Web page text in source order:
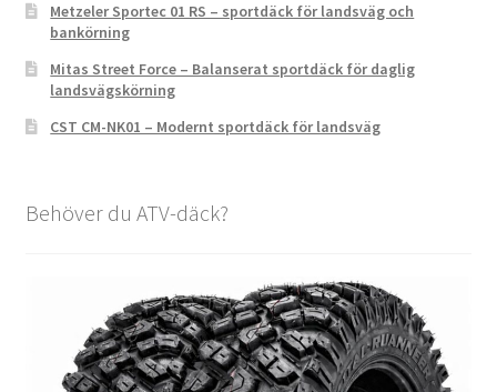
Metzeler Sportec 01 RS – sportdäck för landsväg och
bankörning
Mitas Street Force – Balanserat sportdäck för daglig
landsvägskörning
CST CM-NK01 – Modernt sportdäck för landsväg
Behöver du ATV-däck?